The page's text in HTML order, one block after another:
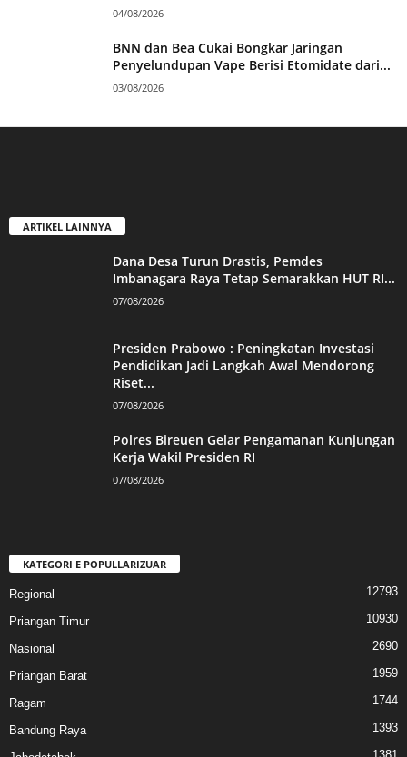
04/08/2026
BNN dan Bea Cukai Bongkar Jaringan
Penyelundupan Vape Berisi Etomidate dari...
03/08/2026
ARTIKEL LAINNYA
Dana Desa Turun Drastis, Pemdes
Imbanagara Raya Tetap Semarakkan HUT RI...
07/08/2026
Presiden Prabowo : Peningkatan Investasi
Pendidikan Jadi Langkah Awal Mendorong
Riset...
07/08/2026
Polres Bireuen Gelar Pengamanan Kunjungan
Kerja Wakil Presiden RI
07/08/2026
KATEGORI E POPULLARIZUAR
Regional 12793
Priangan Timur 10930
Nasional 2690
Priangan Barat 1959
Ragam 1744
Bandung Raya 1393